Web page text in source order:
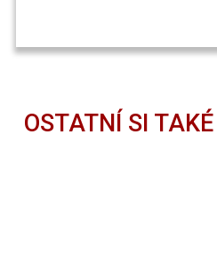
OSTATNÍ SI